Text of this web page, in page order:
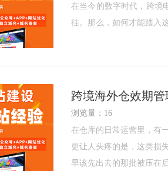
在当今的数字时代，跨境
往。那么，如何才能踏入
跨境海外仓效期
浏览量：16
在仓库的日常运营里，有
更让人头疼的是，这类损
早该先出去的那批被压在